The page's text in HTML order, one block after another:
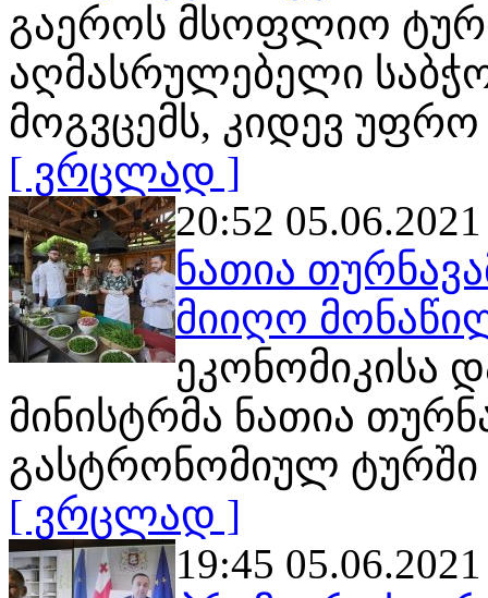
გაეროს მსოფლიო
აღმასრულებელი
მოგვცემს, კიდევ უფრო
[ ვრცლად ]
20:52 05.06.2021
ნათია
მიიღო
ეკონომიკისა
მინისტრმა ნათია
გასტრონომიულ ტურში
[ ვრცლად ]
19:45 05.06.2021